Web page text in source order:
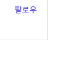
팔로우